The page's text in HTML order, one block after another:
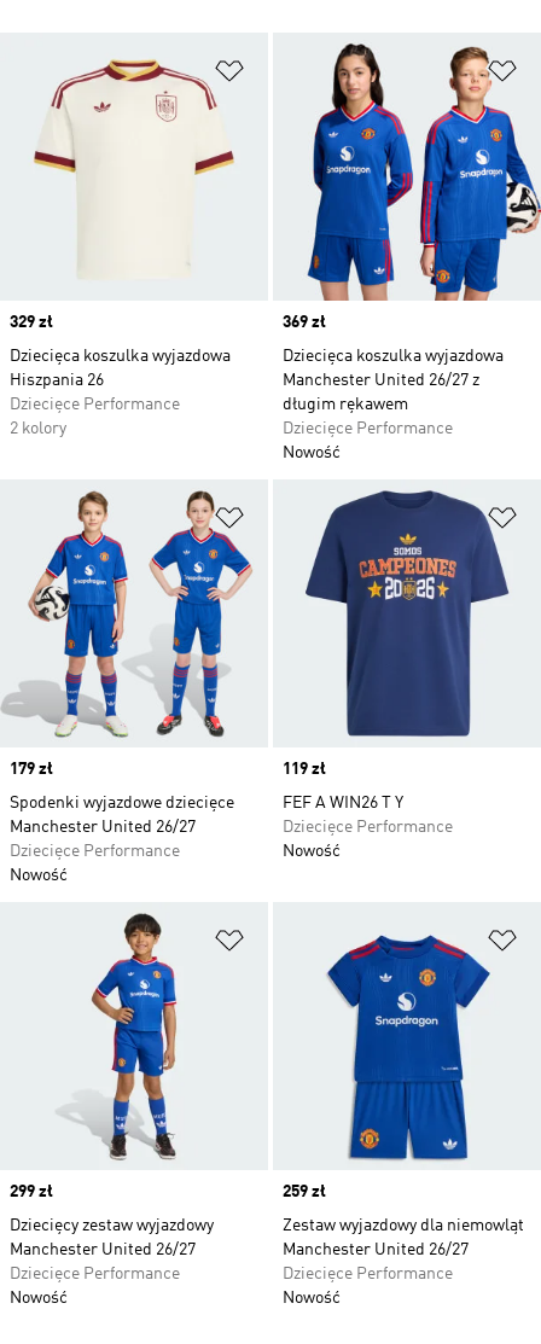
Dodaj do listy życzeń
Price
329 zł
Dziecięca koszulka wyjazdowa
Hiszpania 26
Dziecięce Performance
2 kolory
Price
369 zł
Dziecięca koszulka wyjazdowa
Manchester United 26/27 z
długim rękawem
Dziecięce Performance
Nowość
Dodaj do listy życzeń
Price
179 zł
Spodenki wyjazdowe dziecięce
Manchester United 26/27
Dziecięce Performance
Nowość
Price
119 zł
FEF A WIN26 T Y
Dziecięce Performance
Nowość
Dodaj do listy życzeń
Price
299 zł
Dziecięcy zestaw wyjazdowy
Manchester United 26/27
Dziecięce Performance
Nowość
Price
259 zł
Zestaw wyjazdowy dla niemowląt
Manchester United 26/27
Dziecięce Performance
Nowość